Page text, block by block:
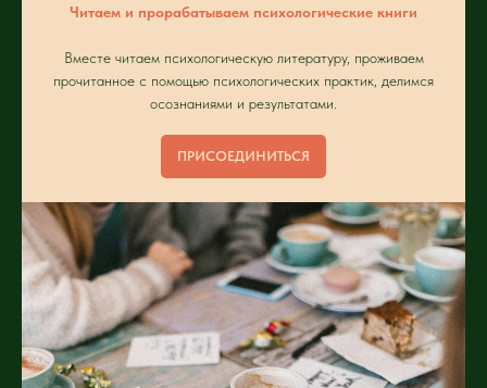
Читаем и прорабатываем психологические книги
Вместе читаем психологическую литературу, проживаем
прочитанное с помощью психологических практик, делимся
осознаниями и результатами.
ПРИСОЕДИНИТЬСЯ